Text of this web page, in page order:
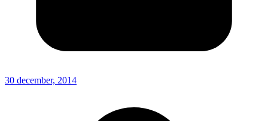
30 december, 2014